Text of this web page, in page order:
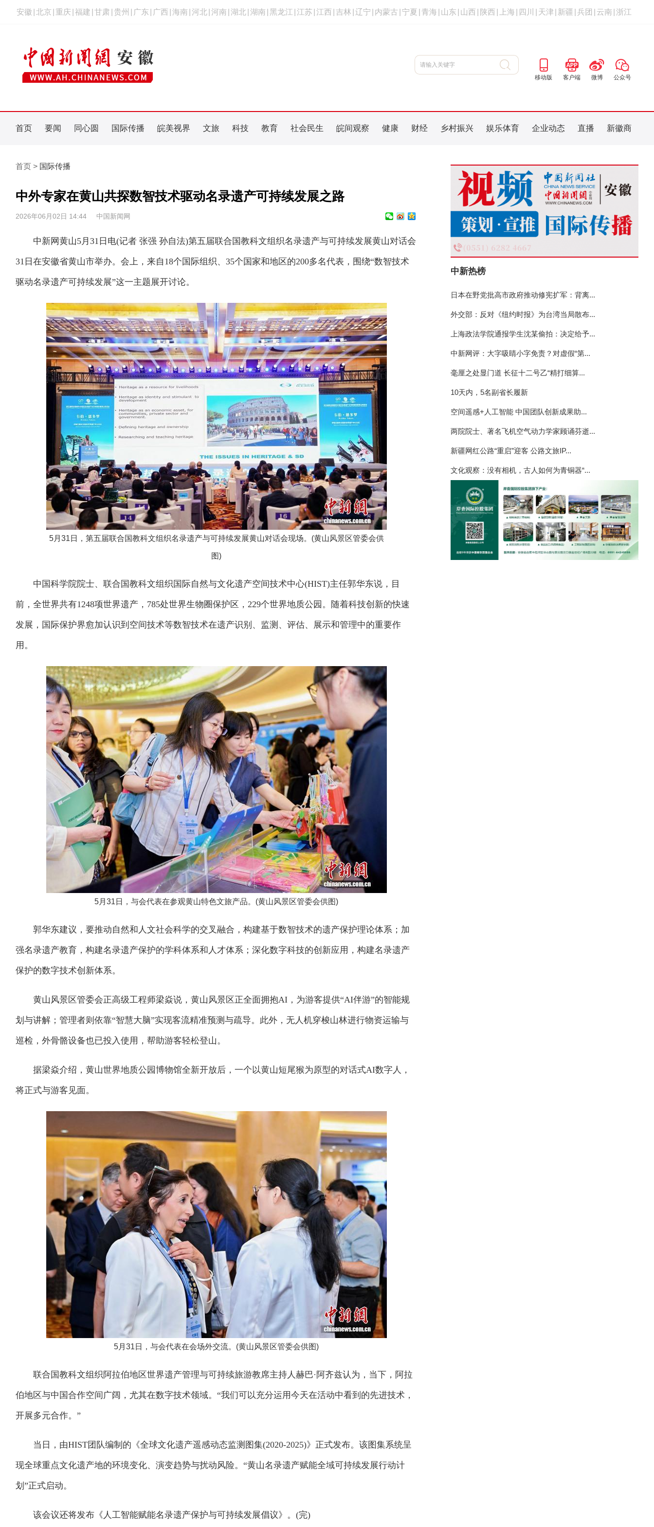
安徽 北京 重庆 福建 甘肃 贵州 广东 广西 海南 河北 河南 湖北 湖南 黑龙江 江苏 江西 吉林 辽宁 内蒙古 宁夏 青海 山东 山西 陕西 上海 四川 天津 新疆 兵团 云南 浙江
移动版 客户端 微博 公众号
首页 要闻 同心圆 国际传播 皖美视界 文旅 科技 教育 社会民生 皖间观察 健康 财经 乡村振兴 娱乐体育 企业动态 直播 新徽商
首页 > 国际传播
中外专家在黄山共探数智技术驱动名录遗产可持续发展之路
2026年06月02日 14:44 中国新闻网
中新网黄山5月31日电(记者 张强 孙自法)第五届联合国教科文组织名录遗产与可持续发展黄山对话会
31日在安徽省黄山市举办。会上，来自18个国际组织、35个国家和地区的200多名代表，围绕“数智技术
驱动名录遗产可持续发展”这一主题展开讨论。
5月31日，第五届联合国教科文组织名录遗产与可持续发展黄山对话会现场。(黄山风景区管委会供
图)
中国科学院院士、联合国教科文组织国际自然与文化遗产空间技术中心(HIST)主任郭华东说，目
前，全世界共有1248项世界遗产，785处世界生物圈保护区，229个世界地质公园。随着科技创新的快速
发展，国际保护界愈加认识到空间技术等数智技术在遗产识别、监测、评估、展示和管理中的重要作
用。
5月31日，与会代表在参观黄山特色文旅产品。(黄山风景区管委会供图)
郭华东建议，要推动自然和人文社会科学的交叉融合，构建基于数智技术的遗产保护理论体系；加
强名录遗产教育，构建名录遗产保护的学科体系和人才体系；深化数字科技的创新应用，构建名录遗产
保护的数字技术创新体系。
黄山风景区管委会正高级工程师梁焱说，黄山风景区正全面拥抱AI，为游客提供“AI伴游”的智能规
划与讲解；管理者则依靠“智慧大脑”实现客流精准预测与疏导。此外，无人机穿梭山林进行物资运输与
巡检，外骨骼设备也已投入使用，帮助游客轻松登山。
据梁焱介绍，黄山世界地质公园博物馆全新开放后，一个以黄山短尾猴为原型的对话式AI数字人，
将正式与游客见面。
5月31日，与会代表在会场外交流。(黄山风景区管委会供图)
联合国教科文组织阿拉伯地区世界遗产管理与可持续旅游教席主持人赫巴·阿齐兹认为，当下，阿拉
伯地区与中国合作空间广阔，尤其在数字技术领域。“我们可以充分运用今天在活动中看到的先进技术，
开展多元合作。”
当日，由HIST团队编制的《全球文化遗产遥感动态监测图集(2020-2025)》正式发布。该图集系统呈
现全球重点文化遗产地的环境变化、演变趋势与扰动风险。“黄山名录遗产赋能全域可持续发展行动计
划”正式启动。
该会议还将发布《人工智能赋能名录遗产保护与可持续发展倡议》。(完)
中新热榜
日本在野党批高市政府推动修宪扩军：背离...
外交部：反对《纽约时报》为台湾当局散布...
上海政法学院通报学生沈某偷拍：决定给予...
中新网评：大字吸睛小字免责？对虚假“第...
毫厘之处显门道 长征十二号乙“精打细算...
10天内，5名副省长履新
空间遥感+人工智能 中国团队创新成果助...
两院院士、著名飞机空气动力学家顾诵芬逝...
新疆网红公路“重启”迎客 公路文旅IP...
文化观察：没有相机，古人如何为青铜器“...